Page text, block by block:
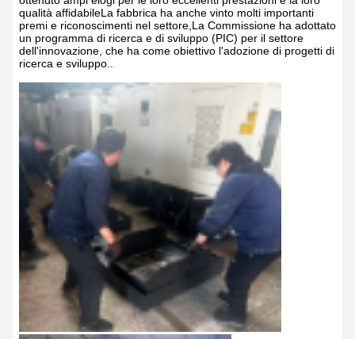
qualità affidabileLa fabbrica ha anche vinto molti importanti
premi e riconoscimenti nel settore,La Commissione ha adottato
un programma di ricerca e di sviluppo (PIC) per il settore
dell'innovazione, che ha come obiettivo l'adozione di progetti di
ricerca e sviluppo..